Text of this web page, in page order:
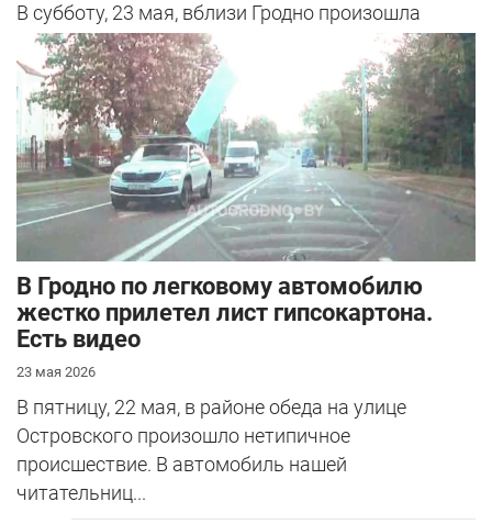
В субботу, 23 мая, вблизи Гродно произошла
серьезная авария – столкнулись Mazda и
Peugeot. Читатель АвтоГродно поделился...
В Гродно по легковому автомобилю
жестко прилетел лист гипсокартона.
Есть видео
23 мая 2026
В пятницу, 22 мая, в районе обеда на улице
Островского произошло нетипичное
происшествие. В автомобиль нашей
читательниц...